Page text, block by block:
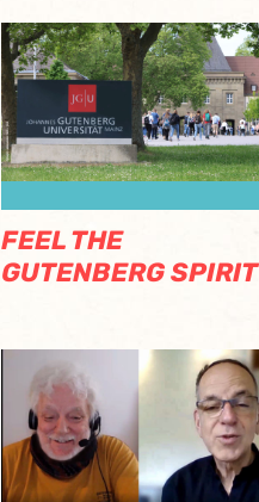
FEEL THE
GUTENBERG SPIRIT